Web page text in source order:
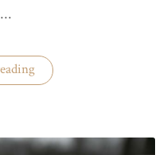
…
«Украина
практически
зерновые
культуры»